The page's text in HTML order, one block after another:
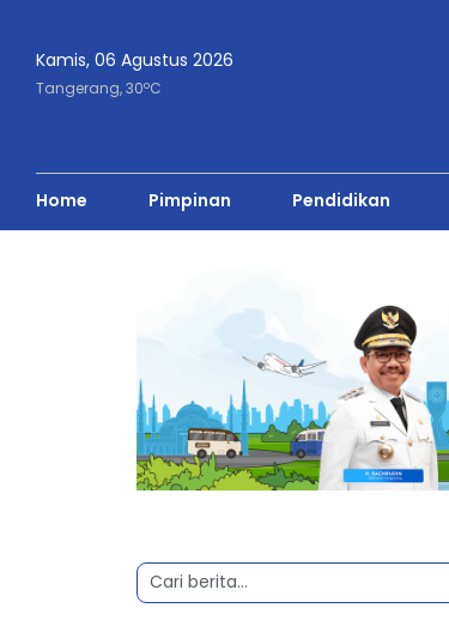
Kamis, 06 Agustus 2026
Tangerang,30oC
Home Pimpinan Pendidikan